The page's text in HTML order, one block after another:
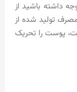
داشته باشید از
تولید شده از
پوست را تحریک